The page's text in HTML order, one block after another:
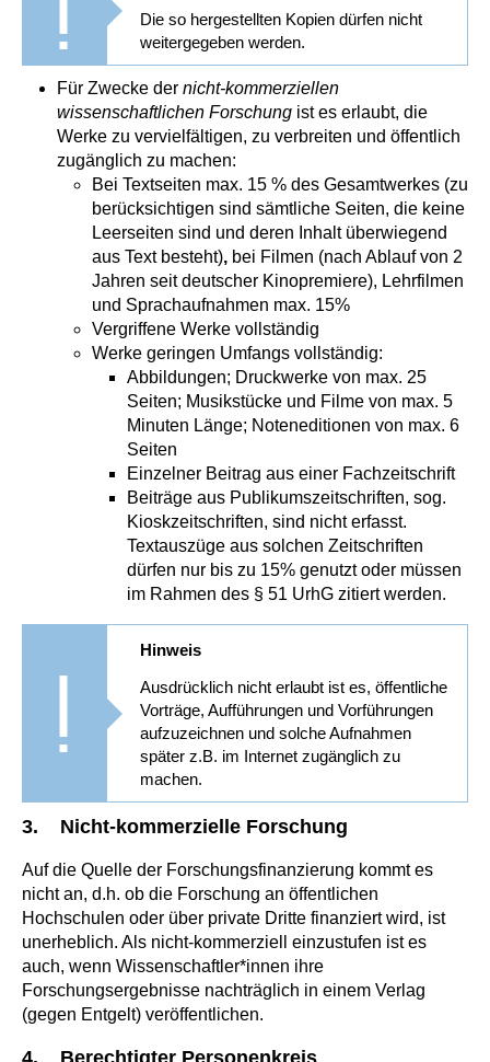
Die so hergestellten Kopien dürfen nicht
weitergegeben werden.
Für Zwecke der nicht-kommerziellen
wissenschaftlichen Forschung ist es erlaubt, die
Werke zu vervielfältigen, zu verbreiten und öffentlich
zugänglich zu machen:
Bei Textseiten max. 15 % des Gesamtwerkes (zu
berücksichtigen sind sämtliche Seiten, die keine
Leerseiten sind und deren Inhalt überwiegend
aus Text besteht), bei Filmen (nach Ablauf von 2
Jahren seit deutscher Kinopremiere), Lehrfilmen
und Sprachaufnahmen max. 15%
Vergriffene Werke vollständig
Werke geringen Umfangs vollständig:
Abbildungen; Druckwerke von max. 25
Seiten; Musikstücke und Filme von max. 5
Minuten Länge; Noteneditionen von max. 6
Seiten
Einzelner Beitrag aus einer Fachzeitschrift
Beiträge aus Publikumszeitschriften, sog.
Kioskzeitschriften, sind nicht erfasst.
Textauszüge aus solchen Zeitschriften
dürfen nur bis zu 15% genutzt oder müssen
im Rahmen des § 51 UrhG zitiert werden.
Hinweis
Ausdrücklich nicht erlaubt ist es, öffentliche
Vorträge, Aufführungen und Vorführungen
aufzuzeichnen und solche Aufnahmen
später z.B. im Internet zugänglich zu
machen.
3. Nicht-kommerzielle Forschung
Auf die Quelle der Forschungsfinanzierung kommt es
nicht an, d.h. ob die Forschung an öffentlichen
Hochschulen oder über private Dritte finanziert wird, ist
unerheblich. Als nicht-kommerziell einzustufen ist es
auch, wenn Wissenschaftler*innen ihre
Forschungsergebnisse nachträglich in einem Verlag
(gegen Entgelt) veröffentlichen.
4. Berechtigter Personenkreis